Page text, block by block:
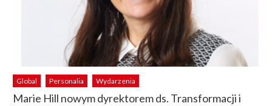
Global Personalia Wydarzenia
Marie Hill nowym dyrektorem ds. Transformacji i